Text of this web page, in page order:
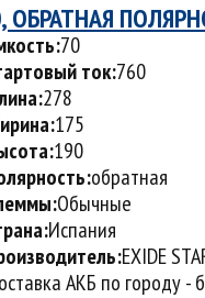
ОБРАТНАЯ
70
ток:760
278
175
190
обратная
Обычные
Испания
EXIDE
АКБ по городу -